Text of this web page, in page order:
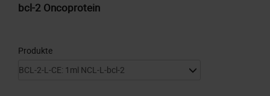
bcl-2 Oncoprotein
Produkte